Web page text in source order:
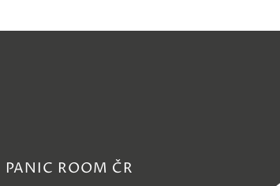
PANIC ROOM ČR